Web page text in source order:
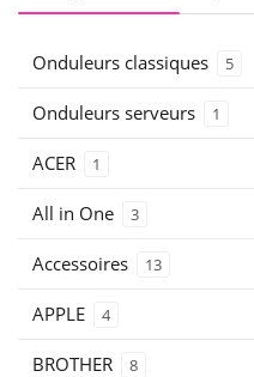
Onduleurs classiques 5
Onduleurs serveurs 1
ACER 1
All in One 3
Accessoires 13
APPLE 4
BROTHER 8